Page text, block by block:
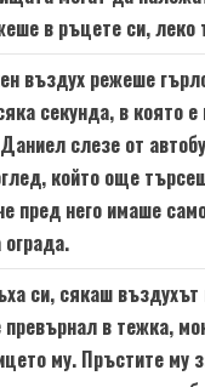
в ръцете си, леко
въздух режеше
секунда, в която
слезе от
който още
пред него имаше
си, сякаш въздухът
в тежка,
му. Пръстите му